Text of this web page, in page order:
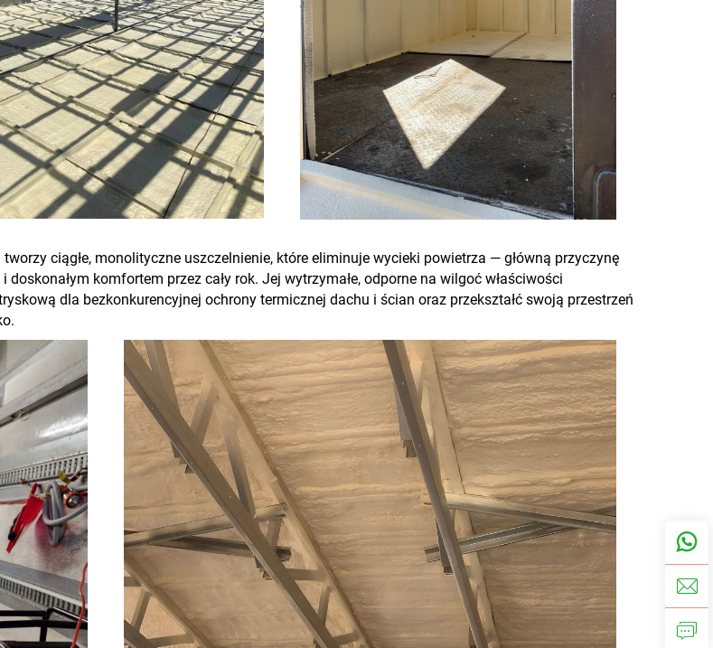
ciągłe, monolityczne uszczelnienie, które eliminuje wycieki powietrza — główną przyczynę
komfortem przez cały rok. Jej wytrzymałe, odporne na wilgoć właściwości
dla bezkonkurencyjnej ochrony termicznej dachu i ścian oraz przekształć swoją przestrzeń